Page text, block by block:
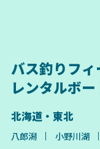
バス釣りフ
レンタルボ
北海道・東北
八郎潟 小野川湖